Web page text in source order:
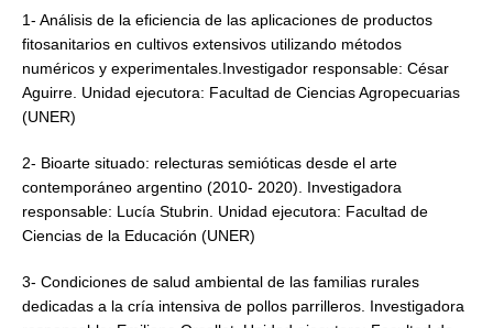
1- Análisis de la eficiencia de las aplicaciones de productos
fitosanitarios en cultivos extensivos utilizando métodos
numéricos y experimentales.Investigador responsable: César
Aguirre. Unidad ejecutora: Facultad de Ciencias Agropecuarias
(UNER)
2- Bioarte situado: relecturas semióticas desde el arte
contemporáneo argentino (2010- 2020). Investigadora
responsable: Lucía Stubrin. Unidad ejecutora: Facultad de
Ciencias de la Educación (UNER)
3- Condiciones de salud ambiental de las familias rurales
dedicadas a la cría intensiva de pollos parrilleros. Investigadora